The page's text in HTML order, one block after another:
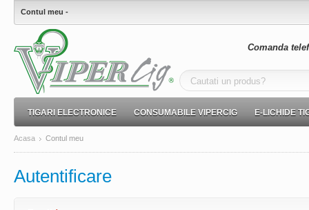
Contul meu -
Comanda
TIGARI ELECTRONICE CONSUMABILE VIPERCIG E-LICHIDE
Acasa Contul meu
Autentificare